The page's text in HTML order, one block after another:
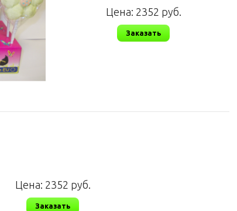
Цена: 2352 руб.
Заказать
Цена: 2352 руб.
Заказать